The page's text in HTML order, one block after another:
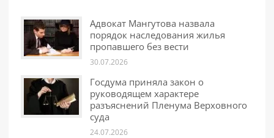
Адвокат Мангутова назвала
порядок наследования жилья
пропавшего без вести
30.07.2026
Госдума приняла закон о
руководящем характере
разъяснений Пленума Верховного
суда
24.07.2026